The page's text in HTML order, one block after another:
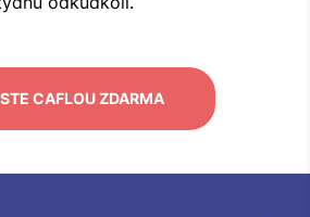
CAFLOU ZDARMA